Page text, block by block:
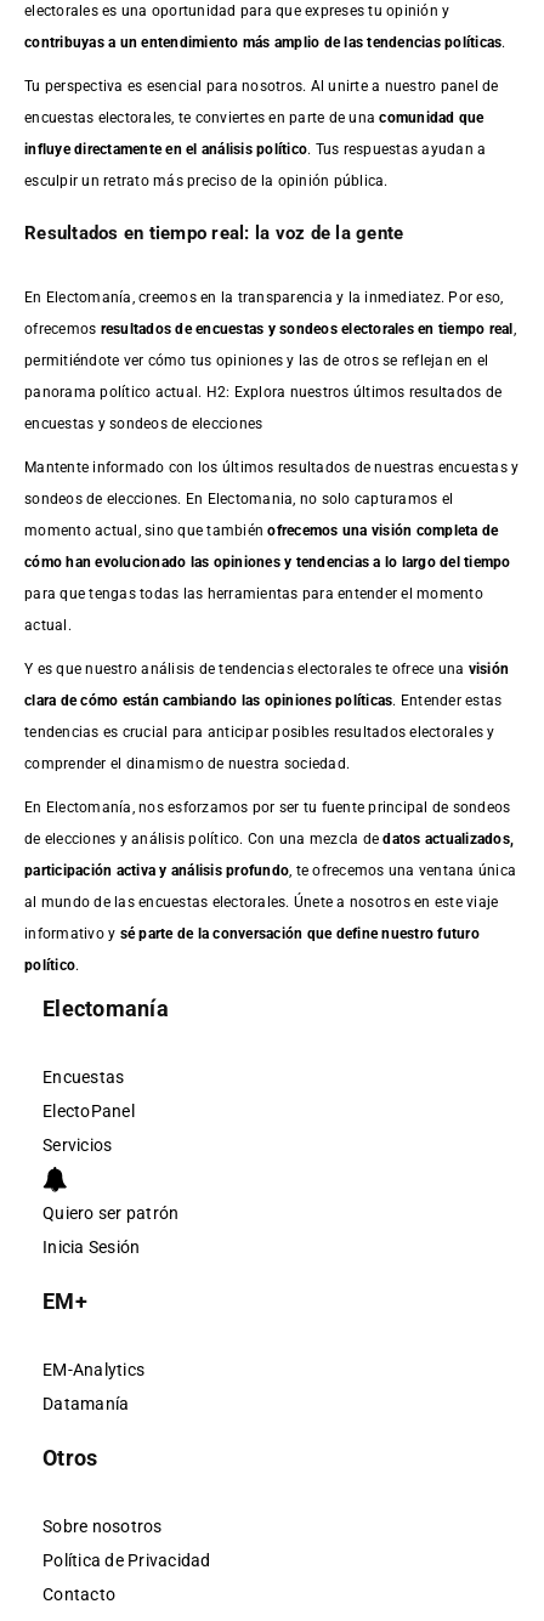
electorales es una oportunidad para que expreses tu opinión y
contribuyas a un entendimiento más amplio de las tendencias políticas.
Tu perspectiva es esencial para nosotros. Al unirte a nuestro panel de
encuestas electorales, te conviertes en parte de unacomunidad que
influye directamente en el análisis político. Tus respuestas ayudan a
esculpir un retrato más preciso de la opinión pública.
Resultados en tiempo real: la voz de la gente
En Electomanía, creemos en la transparencia y la inmediatez. Por eso,
ofrecemos resultados deencuestas y sondeos electorales en tiempo real
permitiéndote ver cómo tus opiniones y las de otros se reflejan en el
panorama político actual. H2: Explora nuestros últimos resultados de
encuestas y sondeos de elecciones
Mantente informado con los últimos resultados de nuestras encuestasy
sondeos de elecciones. En Electomania, no solo capturamos el
momento actual, sino que tambiénofrecemos una visión completa de
cómo han evolucionado las opiniones y tendencias a lo largo del tiempo
para que tengas todas las herramientas para entender el momento
actual.
Y es que nuestro análisis de tendencias electorales te ofrece una visión
clara de cómo están cambiando las opiniones políticas. Entender estas
tendencias es crucial para anticipar posibles resultados electorales y
comprender el dinamismo de nuestra sociedad.
En Electomanía, nos esforzamos por ser tu fuente principal de sondeos
de elecciones y análisis político. Con una mezcla dedatos actualizados,
participación activa y análisis profundo , te ofrecemos una ventana única
al mundo de las encuestas electorales. Únete a nosotros en este viaje
informativo y sé parte de la conversación que define nuestro futuro
político.
Electomanía
Encuestas
ElectoPanel
Servicios
Quiero ser patrón
Inicia Sesión
EM+
EM-Analytics
Datamanía
Otros
Sobre nosotros
Política de Privacidad
Contacto